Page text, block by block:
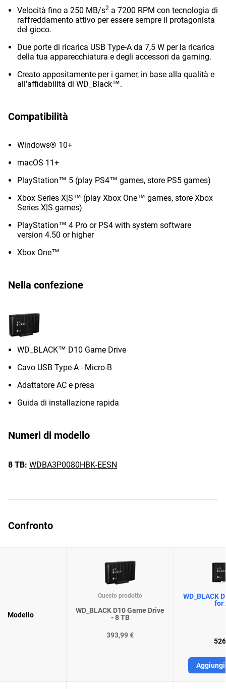
Velocità fino a 250 MB/s2 a 7200 RPM con tecnologia di
raffreddamento attivo per essere sempre il protagonista
del gioco.
Due porte di ricarica USB Type-A da 7,5 W per la ricarica
della tua apparecchiatura e degli accessori da gaming.
Creato appositamente per i gamer, in base alla qualità e
all'affidabilità di WD_Black™.
Compatibilità
Windows® 10+
macOS 11+
PlayStation™ 5 (play PS4™ games, store PS5 games)
Xbox Series X|S™ (play Xbox One™ games, store Xbox
Series X|S games)
PlayStation™ 4 Pro or PS4 with system software
version 4.50 or higher
Xbox One™
Nella confezione
WD_BLACK™ D10 Game Drive
Cavo USB Type-A - Micro-B
Adattatore AC e presa
Guida di installazione rapida
Numeri di modello
8 TB: WDBA3P0080HBK-EESN
Confronto
Modello
Questo prodotto
WD_BLACK D10 Game Drive
- 8 TB
393,99 €
WD_BLACK
for